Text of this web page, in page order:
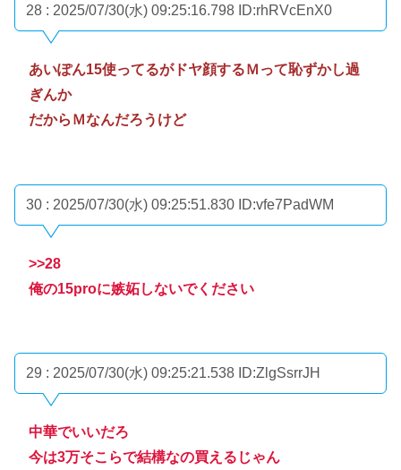
28 : 2025/07/30(水) 09:25:16.798 ID:rhRVcEnX0
あいぽん15使ってるがドヤ顔するＭって恥ずかし過
ぎんか
だからＭなんだろうけど
30 : 2025/07/30(水) 09:25:51.830 ID:vfe7PadWM
>>28
俺の15proに嫉妬しないでください
29 : 2025/07/30(水) 09:25:21.538 ID:ZlgSsrrJH
中華でいいだろ
今は3万そこらで結構なの買えるじゃん